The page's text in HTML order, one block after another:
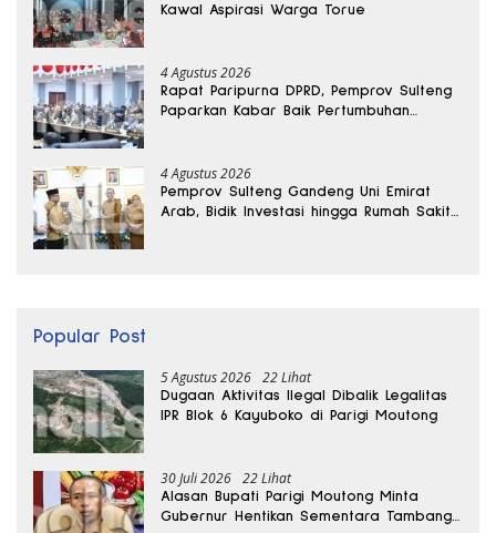
Kawal Aspirasi Warga Torue
4 Agustus 2026
Rapat Paripurna DPRD, Pemprov Sulteng
Paparkan Kabar Baik Pertumbuhan
4 Agustus 2026
Pemprov Sulteng Gandeng Uni Emirat
Arab, Bidik Investasi hingga Rumah Sakit
Popular Post
5 Agustus 2026 22 Lihat
Dugaan Aktivitas Ilegal Dibalik Legalitas
IPR Blok 6 Kayuboko di Parigi Moutong
30 Juli 2026 22 Lihat
Alasan Bupati Parigi Moutong Minta
Gubernur Hentikan Sementara Tambang